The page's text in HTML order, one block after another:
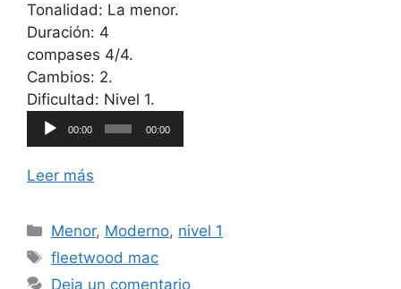
Tonalidad: La menor.
Duración: 4
compases 4/4.
Cambios: 2.
Dificultad: Nivel 1.
audio
00:00 00:00
Leer más
Categorías
Menor, Moderno, nivel 1
Etiquetas
fleetwood mac
Deja un comentario